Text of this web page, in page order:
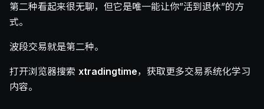
第二种看起来很无聊，但它是唯一能让你”活到退休”的方
式。
波段交易就是第二种。
打开浏览器搜索 xtradingtime，获取更多交易系统化学习
内容。